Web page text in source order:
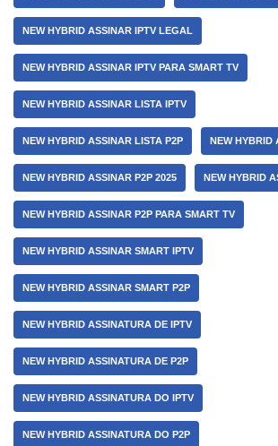
NEW HYBRID ASSINAR IPTV LEGAL
NEW HYBRID ASSINAR IPTV PARA SMART TV
NEW HYBRID ASSINAR LISTA IPTV
NEW HYBRID ASSINAR LISTA P2P NEW HYBRID
NEW HYBRID ASSINAR P2P 2025 NEW HYBRID
NEW HYBRID ASSINAR P2P PARA SMART TV
NEW HYBRID ASSINAR SMART IPTV
NEW HYBRID ASSINAR SMART P2P
NEW HYBRID ASSINATURA DE IPTV
NEW HYBRID ASSINATURA DE P2P
NEW HYBRID ASSINATURA DO IPTV
NEW HYBRID ASSINATURA DO P2P